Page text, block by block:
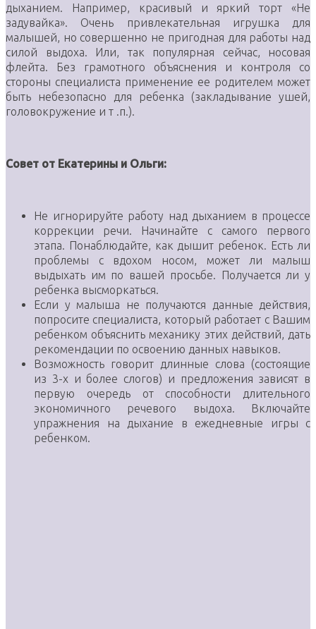
дыханием. Например, красивый и яркий торт «Не
задувайка». Очень привлекательная игрушка для
малышей, но совершенно не пригодная для работы над
силой выдоха. Или, так популярная сейчас, носовая
флейта. Без грамотного объяснения и контроля со
стороны специалиста применение ее родителем может
быть небезопасно для ребенка (закладывание ушей,
головокружение и т .п.).
Совет от Екатерины и Ольги:
Не игнорируйте работу над дыханием в процессе
коррекции речи. Начинайте с самого первого
этапа. Понаблюдайте, как дышит ребенок. Есть ли
проблемы с вдохом носом, может ли малыш
выдыхать им по вашей просьбе. Получается ли у
ребенка высморкаться.
Если у малыша не получаются данные действия,
попросите специалиста, который работает с Вашим
ребенком объяснить механику этих действий, дать
рекомендации по освоению данных навыков.
Возможность говорит длинные слова (состоящие
из 3-х и более слогов) и предложения зависят в
первую очередь от способности длительного
экономичного речевого выдоха. Включайте
упражнения на дыхание в ежедневные игры с
ребенком.